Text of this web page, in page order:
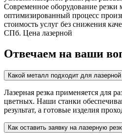
Современное оборудование резки
оптимизированный процесс
стоимость услуг без снижения
СПб. Цена лазерной
Отвечаем на ваши
Какой металл подходит для
Лазерная резка применяется для
цветных. Наши станки
результат, а готовые изделия
Как оставить заявку на лазерную